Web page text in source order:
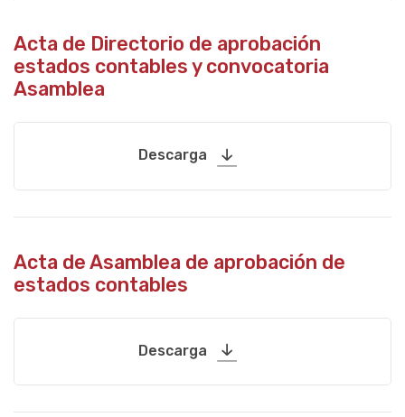
Acta de Directorio de aprobación
estados contables y convocatoria
Asamblea
Descarga
Acta de Asamblea de aprobación de
estados contables
Descarga